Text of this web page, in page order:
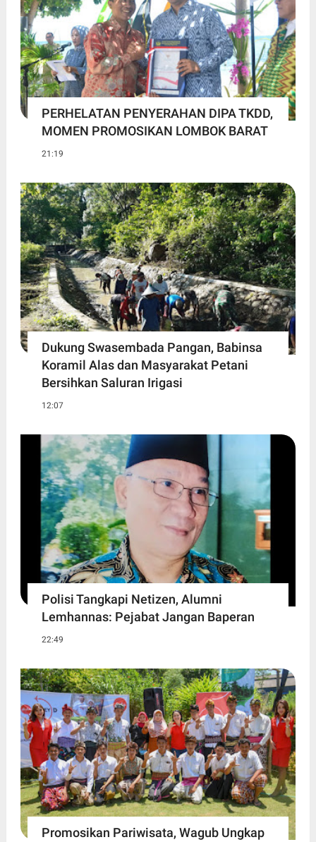
PERHELATAN PENYERAHAN DIPA TKDD,
MOMEN PROMOSIKAN LOMBOK BARAT
21:19
Dukung Swasembada Pangan, Babinsa
Koramil Alas dan Masyarakat Petani
Bersihkan Saluran Irigasi
12:07
Polisi Tangkapi Netizen, Alumni
Lemhannas: Pejabat Jangan Baperan
22:49
Promosikan Pariwisata, Wagub Ungkap